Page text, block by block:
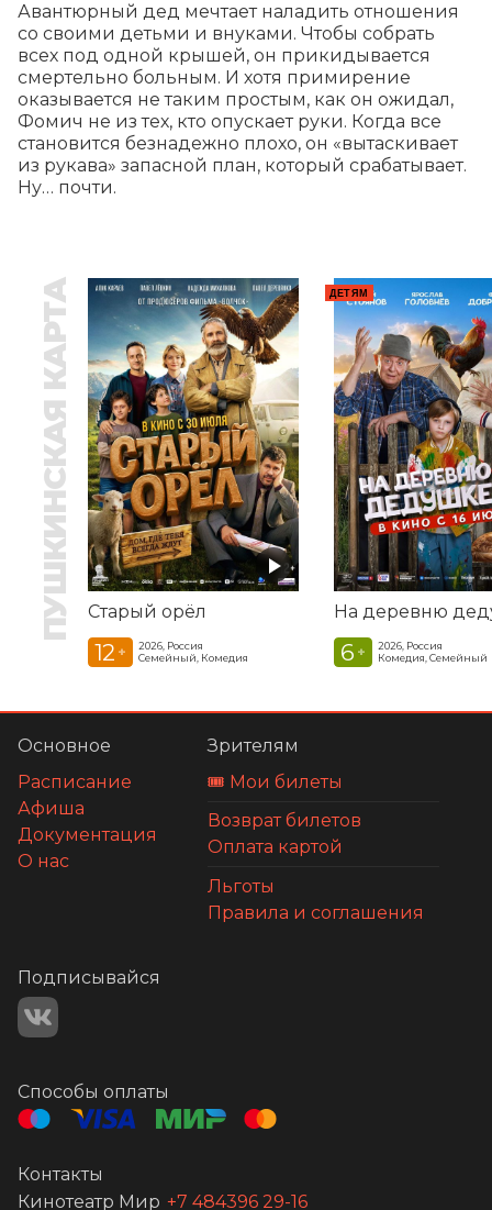
Авантюрный дед мечтает наладить отношения
со своими детьми и внуками. Чтобы собрать
всех под одной крышей, он прикидывается
смертельно больным. И хотя примирение
оказывается не таким простым, как он ожидал,
Фомич не из тех, кто опускает руки. Когда все
становится безнадежно плохо, он «вытаскивает
из рукава» запасной план, который срабатывает.
Ну… почти.
ПУШКИНСКАЯ КАРТА Старый орёл
12 +
2026, Россия
Семейный, Комедия
ДЕТЯМ
6 +
2026, Россия
Комедия, Семейный
Основное
Расписание
Афиша
Документация
О нас
Зрителям
🎟️ Мои билеты
Возврат билетов
Оплата картой
Льготы
Правила и соглашения
Подписывайся
Способы оплаты
Контакты
Кинотеатр Мир +7 484396 29-16